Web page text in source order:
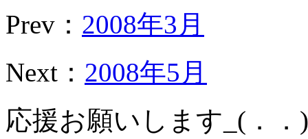
Prev： 2008年3月
Next： 2008年5月
応援お願いします_(．．